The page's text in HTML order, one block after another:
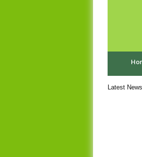
Latest
এইচ.এস.সি পরীক্ষা-২০২৬